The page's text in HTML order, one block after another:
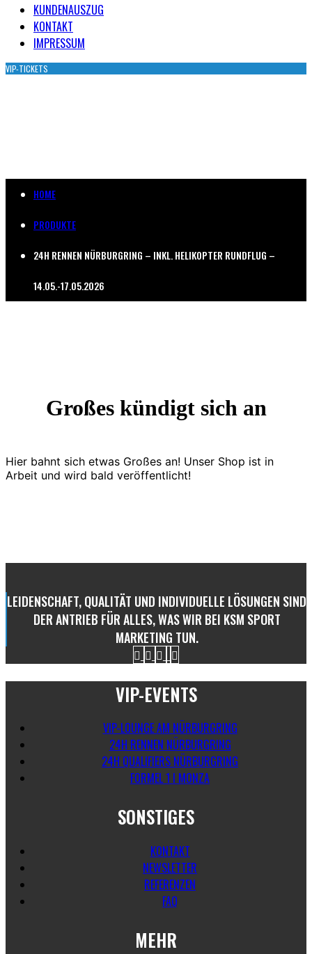
KUNDENAUSZUG
KONTAKT
IMPRESSUM
VIP-TICKETS
HOME
PRODUKTE
24H RENNEN NÜRBURGRING – INKL. HELIKOPTER RUNDFLUG –
14.05.-17.05.2026
Großes kündigt sich an
Hier bahnt sich etwas Großes an! Unser Shop ist in
Arbeit und wird bald veröffentlicht!
LEIDENSCHAFT, QUALITÄT UND INDIVIDUELLE LÖSUNGEN SIND
DER ANTRIEB FÜR ALLES, WAS WIR BEI KSM SPORT
MARKETING TUN.
VIP-EVENTS
VIP-LOUNGE AM NÜRBURGRING
24H RENNEN NÜRBURGRING
24H QUALIFIERS NÜRBURGRING
FORMEL 1 I MONZA
SONSTIGES
KONTAKT
NEWSLETTER
REFERENZEN
FAQ
MEHR